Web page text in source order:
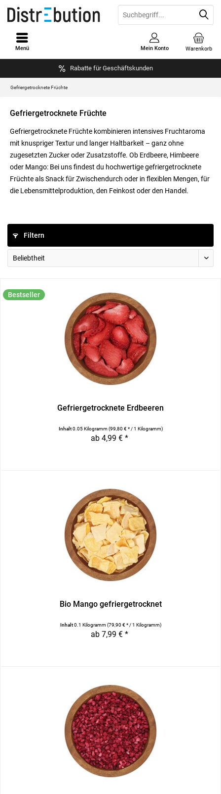
Rabatte für Geschäftskunden
Warenkorb
Mein Konto
Menü
Gefriergetrocknete Früchte
Gefriergetrocknete Früchte
Gefriergetrocknete Früchte kombinieren intensives Fruchtaroma
mit knuspriger Textur und langer Haltbarkeit – ganz ohne
zugesetzten Zucker oder Zusatzstoffe. Ob Erdbeere, Himbeere
oder Mango: Bei uns findest du hochwertige gefriergetrocknete
Früchte als Snack für Zwischendurch oder in flexiblen Mengen, für
die Lebensmittelproduktion, den Feinkost oder den Handel.
Filtern
Bestseller
Gefriergetrocknete Erdbeeren
Inhalt0.05 Kilogramm(99,80 € * / 1 Kilogramm)
ab 4,99 € *
Bio Mango gefriergetrocknet
Inhalt0.1 Kilogramm(79,90 € * / 1 Kilogramm)
ab 7,99 € *